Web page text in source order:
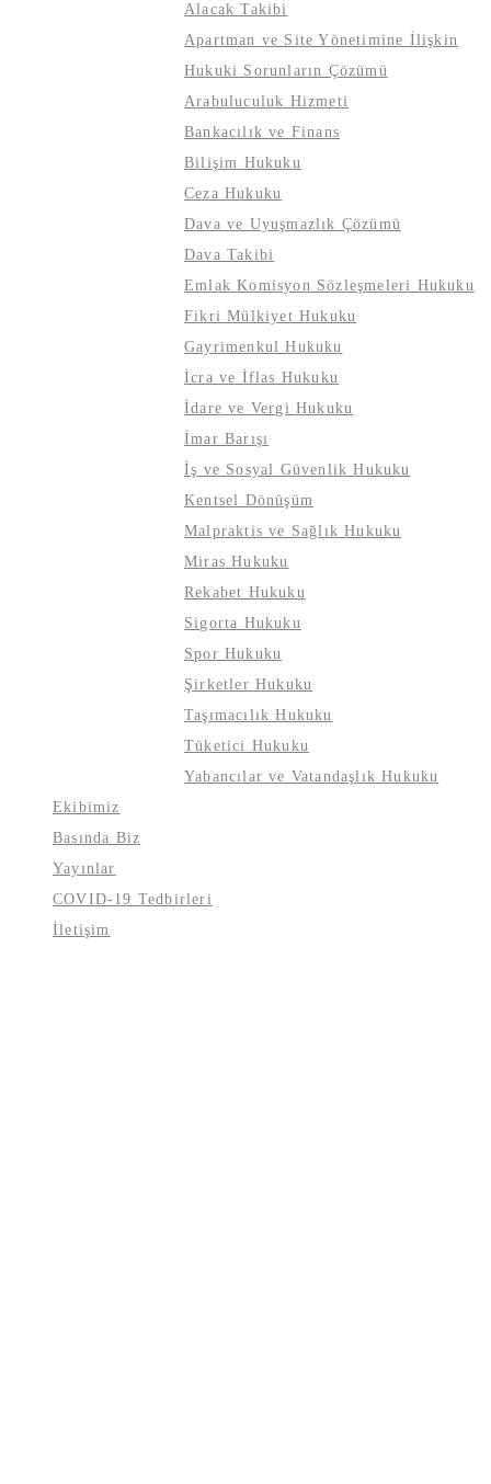
Alacak Takibi
Apartman ve Site Yönetimine İlişkin
Hukuki Sorunların Çözümü
Arabuluculuk Hizmeti
Bankacılık ve Finans
Bilişim Hukuku
Ceza Hukuku
Dava ve Uyuşmazlık Çözümü
Dava Takibi
Emlak Komisyon Sözleşmeleri Hukuku
Fikri Mülkiyet Hukuku
Gayrimenkul Hukuku
İcra ve İflas Hukuku
İdare ve Vergi Hukuku
İmar Barışı
İş ve Sosyal Güvenlik Hukuku
Kentsel Dönüşüm
Malpraktis ve Sağlık Hukuku
Miras Hukuku
Rekabet Hukuku
Sigorta Hukuku
Spor Hukuku
Şirketler Hukuku
Taşımacılık Hukuku
Tüketici Hukuku
Yabancılar ve Vatandaşlık Hukuku
Ekibimiz
Basında Biz
Yayınlar
COVID-19 Tedbirleri
İletişim